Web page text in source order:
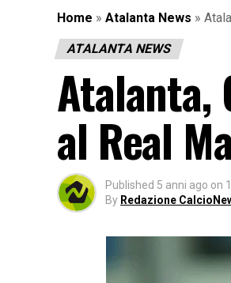
Home » Atalanta News »
ATALANTA NEWS
Atalanta,
al Real
Published 5 anni ago on
By Redazione